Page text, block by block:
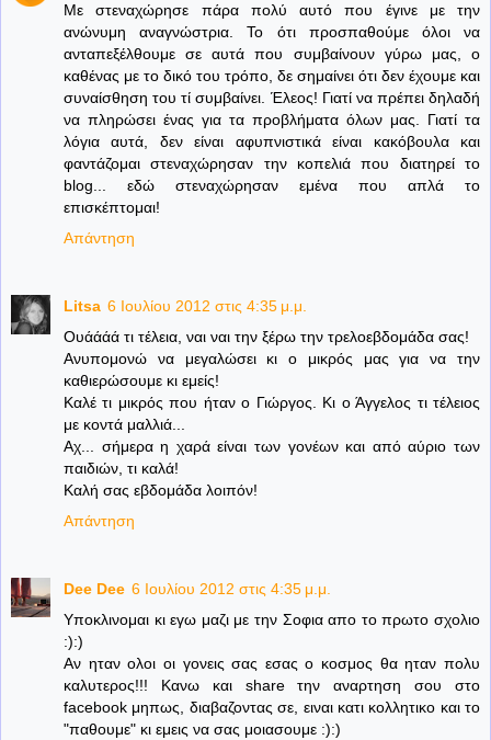
Με στεναχώρησε πάρα πολύ αυτό που έγινε με την
ανώνυμη αναγνώστρια. Το ότι προσπαθούμε όλοι να
ανταπεξέλθουμε σε αυτά που συμβαίνουν γύρω μας, ο
καθένας με το δικό του τρόπο, δε σημαίνει ότι δεν έχουμε και
συναίσθηση του τί συμβαίνει. Έλεος! Γιατί να πρέπει δηλαδή
να πληρώσει ένας για τα προβλήματα όλων μας. Γιατί τα
λόγια αυτά, δεν είναι αφυπνιστικά είναι κακόβουλα και
φαντάζομαι στεναχώρησαν την κοπελιά που διατηρεί το
blog... εδώ στεναχώρησαν εμένα που απλά το
επισκέπτομαι!
Απάντηση
Litsa 6 Ιουλίου 2012 στις 4:35 μ.μ.
Ουάάάά τι τέλεια, ναι ναι την ξέρω την τρελοεβδομάδα σας!
Ανυπομονώ να μεγαλώσει κι ο μικρός μας για να την
καθιερώσουμε κι εμείς!
Καλέ τι μικρός που ήταν ο Γιώργος. Κι ο Άγγελος τι τέλειος
με κοντά μαλλιά...
Αχ... σήμερα η χαρά είναι των γονέων και από αύριο των
παιδιών, τι καλά!
Καλή σας εβδομάδα λοιπόν!
Απάντηση
Dee Dee 6 Ιουλίου 2012 στις 4:35 μ.μ.
Υποκλινομαι κι εγω μαζι με την Σοφια απο το πρωτο σχολιο
:):)
Αν ηταν ολοι οι γονεις σας εσας ο κοσμος θα ηταν πολυ
καλυτερος!!! Κανω και share την αναρτηση σου στο
facebook μηπως, διαβαζοντας σε, ειναι κατι κολλητικο και το
"παθουμε" κι εμεις να σας μοιασουμε :):)